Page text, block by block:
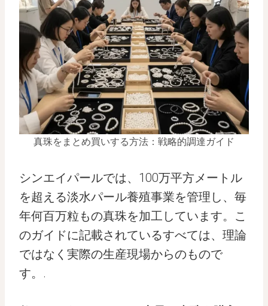
真珠をまとめ買いする方法：戦略的調達ガイド
シンエイパールでは、100万平方メートル
を超える淡水パール養殖事業を管理し、毎
年何百万粒もの真珠を加工しています。こ
のガイドに記載されているすべては、理論
ではなく実際の生産現場からのもので
す。.